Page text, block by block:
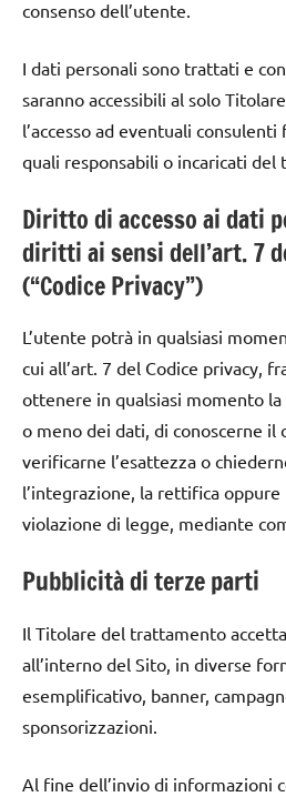
consenso dell’utente.
I dati personali sono trattati e
saranno accessibili al solo
l’accesso ad eventuali
quali responsabili o incaricati del
Diritto di accesso ai dati
diritti ai sensi dell’art. 7
(“Codice Privacy”)
L’utente potrà in qualsiasi
cui all’art. 7 del Codice privacy,
ottenere in qualsiasi momento la
o meno dei dati, di conoscerne il
verificarne l’esattezza o
l’integrazione, la rettifica oppure
violazione di legge, mediante
Pubblicità di terze parti
Il Titolare del trattamento
all’interno del Sito, in diverse
esemplificativo, banner,
sponsorizzazioni.
Al fine dell’invio di informazioni